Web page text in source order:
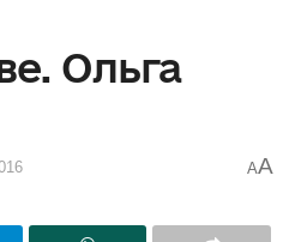
Ольга
AA